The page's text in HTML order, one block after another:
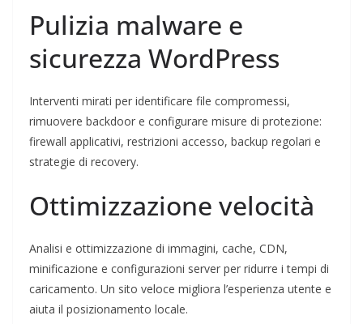
Pulizia malware e
sicurezza WordPress
Interventi mirati per identificare file compromessi,
rimuovere backdoor e configurare misure di protezione:
firewall applicativi, restrizioni accesso, backup regolari e
strategie di recovery.
Ottimizzazione velocità
Analisi e ottimizzazione di immagini, cache, CDN,
minificazione e configurazioni server per ridurre i tempi di
caricamento. Un sito veloce migliora l’esperienza utente e
aiuta il posizionamento locale.